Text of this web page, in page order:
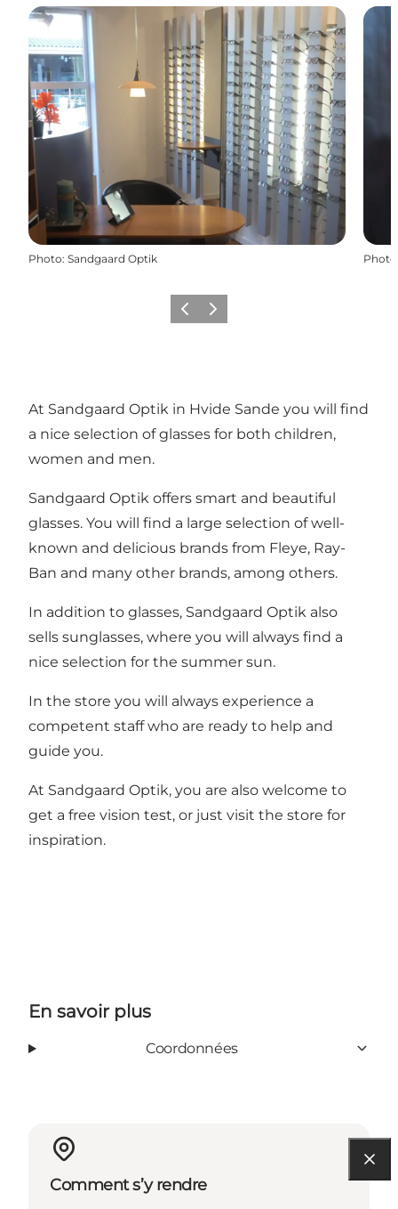
Photo: Sandgaard Optik Photo
PrécédentSuivant
At Sandgaard Optik in Hvide Sande you will find
a nice selection of glasses for both children,
women and men.
Sandgaard Optik offers smart and beautiful
glasses. You will find a large selection of well-
known and delicious brands from Fleye, Ray-
Ban and many other brands, among others.
In addition to glasses, Sandgaard Optik also
sells sunglasses, where you will always find a
nice selection for the summer sun.
In the store you will always experience a
competent staff who are ready to help and
guide you.
At Sandgaard Optik, you are also welcome to
get a free vision test, or just visit the store for
inspiration.
En savoir plus
Coordonnées
Comment s’y rendre